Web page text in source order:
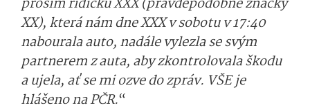
prosím řidičku XXX (pravděpodobně značky
XX), která nám dne XXX v sobotu v 17:40
nabourala auto, nadále vylezla se svým
partnerem z auta, aby zkontrolovala škodu
a ujela, ať se mi ozve do zpráv. VŠE je
hlášeno na PČR.“